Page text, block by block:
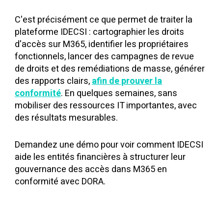
C'est précisément ce que permet de traiter la
plateforme IDECSI : cartographier les droits
d'accès sur M365, identifier les propriétaires
fonctionnels, lancer des campagnes de revue
de droits et des remédiations de masse, générer
des rapports clairs,afin de prouver la
conformité. En quelques semaines, sans
mobiliser des ressources IT importantes, avec
des résultats mesurables.
Demandez une démo pour voir comment IDECSI
aide les entités financières à structurer leur
gouvernance des accès dans M365 en
conformité avec DORA.